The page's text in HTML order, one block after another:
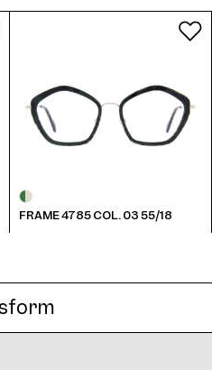
FRAME 4785 COL. 03 55/18
Col. 06 55/18